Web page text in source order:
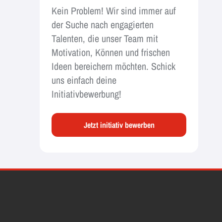
Kein Problem! Wir sind immer auf
der Suche nach engagierten
Talenten, die unser Team mit
Motivation, Können und frischen
Ideen bereichern möchten. Schick
uns einfach deine
Initiativbewerbung!
Jetzt initiativ bewerben